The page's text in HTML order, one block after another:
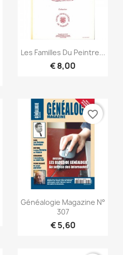
Snel bekijken
Les Familles Du Peintre...
€ 8,00
Snel bekijken
Généalogie Magazine N°
307
€ 5,60
favorite_border